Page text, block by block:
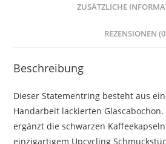
ZUSÄTZLICHE
REZENSIONEN
Beschreibung
Dieser Statementring besteht aus
Handarbeit lackierten
ergänzt die schwarzen
einzigartigem Upcycling